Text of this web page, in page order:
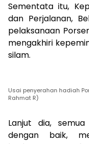
Sementata itu,
dan Perjalanan,
pelaksanaan
mengakhiri
silam.
Usai penyerahan hadiah
Rahmat R)
Lanjut dia,
dengan baik,